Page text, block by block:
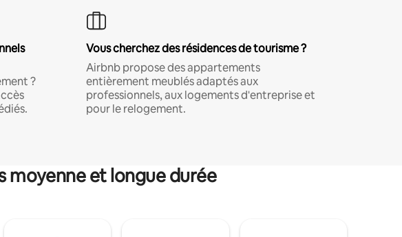
?
Vous cherchez des résidences de tourisme ?
Airbnb propose des appartements
entièrement meublés adaptés aux
professionnels, aux logements d'entreprise et
pour le relogement.
moyenne et longue durée